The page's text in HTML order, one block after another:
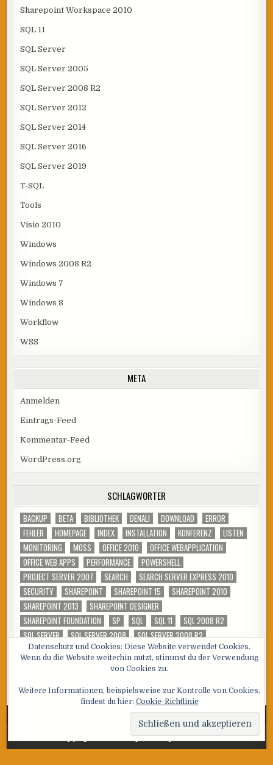
Datenschutz und Cookies: Diese Website verwendet Cookies.
Wenn du die Website weiterhin nutzt, stimmst du der Verwendung
von Cookies zu.
Weitere Informationen, beispielsweise zur Kontrolle von Cookies,
findest du hier: Cookie-Richtlinie
Sharepoint Workspace 2010
SQL 11
SQL Server
SQL Server 2005
SQL Server 2008 R2
SQL Server 2012
SQL Server 2014
SQL Server 2016
SQL Server 2019
T-SQL
Tools
Visio 2010
Windows
Windows 2008 R2
Windows 7
Windows 8
Workflow
WSS
META
Anmelden
Eintrags-Feed
Kommentar-Feed
WordPress.org
SCHLAGWÖRTER
BACKUP BETA BIBLIOTHEK DENALI DOWNLOAD
ERROR
FEHLER
HOMEPAGE INDEX INSTALLATION KONFERENZ
LISTEN
MONITORING
MOSS OFFICE 2010
OFFICE WEBAPPLICATION
OFFICE WEB APPS
PERFORMANCE
POWERSHELL
PROJECT SERVER 2007
SEARCH
SEARCH SERVER EXPRESS 2010
SECURITY
SHAREPOINT SHAREPOINT 15
SHAREPOINT 2010
SHAREPOINT 2013
SHAREPOINT DESIGNER
SHAREPOINT FOUNDATION
SP SQL SQL 11
SQL 2008 R2
SQL SERVER
SQL SERVER 2008
SQL SERVER 2008 R2
SQL SERVER 2012
SUCHDIENST SUCHE T-SQL TOOL
TSQL
TUNING
VIDEO WSS
Copyright © 2026 SQL, Sharepoint und Co